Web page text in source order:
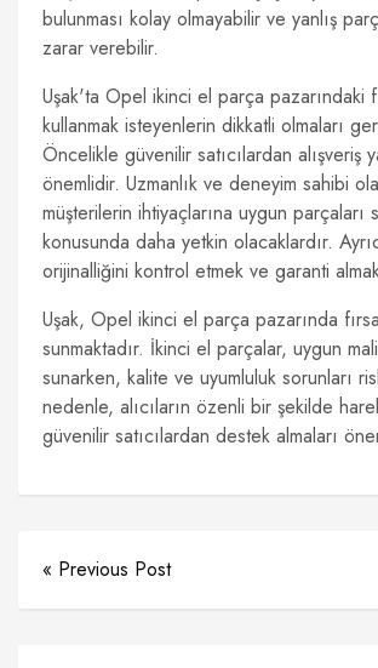
bulunması kolay olmayabilir ve yanlış
zarar verebilir.
Uşak'ta Opel ikinci el parça pazarındaki
kullanmak isteyenlerin dikkatli olmaları
Öncelikle güvenilir satıcılardan alışveriş
önemlidir. Uzmanlık ve deneyim sahibi
müşterilerin ihtiyaçlarına uygun parçaları
konusunda daha yetkin olacaklardır.
orijinalliğini kontrol etmek ve garanti
Uşak, Opel ikinci el parça pazarında
sunmaktadır. İkinci el parçalar, uygun
sunarken, kalite ve uyumluluk sorunları
nedenle, alıcıların özenli bir şekilde
güvenilir satıcılardan destek almaları
« Previous Post